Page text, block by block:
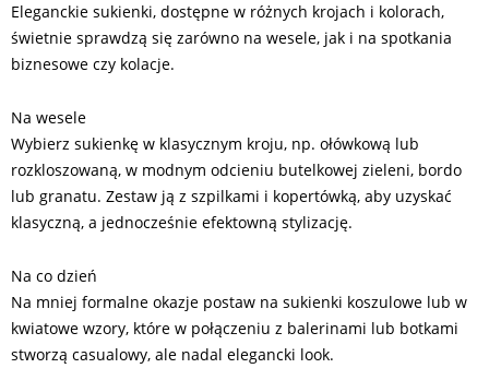
Eleganckie sukienki, dostępne w różnych krojach i kolorach,
świetnie sprawdzą się zarówno na wesele, jak i na spotkania
biznesowe czy kolacje.
Na wesele
Wybierz sukienkę w klasycznym kroju, np. ołówkową lub
rozkloszowaną, w modnym odcieniu butelkowej zieleni, bordo
lub granatu. Zestaw ją z szpilkami i kopertówką, aby uzyskać
klasyczną, a jednocześnie efektowną stylizację.
Na co dzień
Na mniej formalne okazje postaw na sukienki koszulowe lub w
kwiatowe wzory, które w połączeniu z balerinami lub botkami
stworzą casualowy, ale nadal elegancki look.